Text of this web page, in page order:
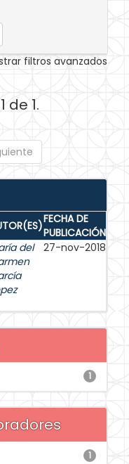
filtros avanzados
de 1.
FECHA DE
PUBLICACIÓN
del
27-nov-2018
1
1